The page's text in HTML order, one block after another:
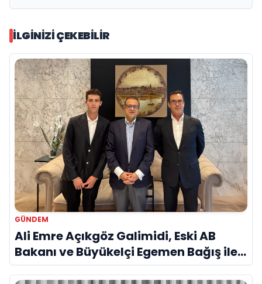
İLGINIZI ÇEKEBILIR
GÜNDEM
Ali Emre Açıkgöz Galimidi, Eski AB
Bakanı ve Büyükelçi Egemen Bağış ile
Bir Araya Geldi